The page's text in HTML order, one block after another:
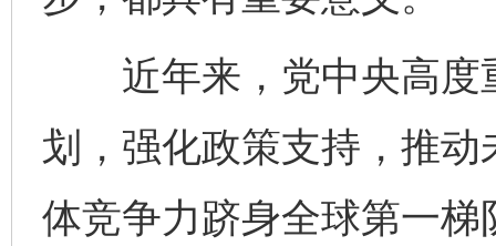
近年来，党中央高度
划，强化政策支持，推
体竞争力跻身全球第一梯